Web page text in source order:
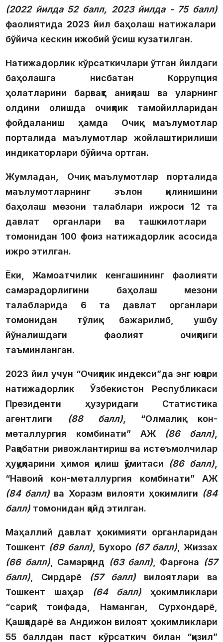
(2022 йилда 52 балл, 2023 йилда - 75 балл)
фаолиятида 2023 йил баҳолаш натижалари
бўйича кескин ижобий ўсиш кузатилган.
Натижадорлик кўрсаткичлари ўтган йилдаги
баҳолашга нисбатан Коррупция
ҳолатларини барвақт аниқлаш ва уларнинг
олдини олишда очиқлик тамойилларидан
фойдаланиш ҳамда Очиқ маълумотлар
порталида маълумотлар жойлаштирилиши
индикаторлари бўйича ортган.
Жумладан, Очиқ маълумотлар порталида
маълумотларнинг эълон қилинишини
баҳолаш мезони талаблари ижроси 12 та
давлат органлари ва ташкилотлари
томонидан 100 фоиз натижадорлик асосида
ижро этилган.
Ёки, Жамоатчилик кенгашининг фаолияти
самарадорлигини баҳолаш мезони
талабларида 6 та давлат органлари
томонидан тўлиқ бажарилиб, ушбу
йўналишдаги фаолият очиқлиги
таъминланган.
2023 йил учун “Очиқлик индекси”да энг юқори
натижадорлик Ўзбекистон Республикаси
Президенти ҳузуридаги Статистика
агентлиги
(88 балл) , “Олмалиқ кон-
металлургия комбинати” АЖ (86 балл),
Рақобатни ривожлантириш ва истеъмолчилар
ҳуқуқларини ҳимоя қилиш қўмитаси (86 балл),
“Навоий кон-металлургия комбинати” АЖ
(84 балл) ва Хоразм вилояти ҳокимлиги (84
балл) томонидан қайд этилган.
Маҳаллий давлат ҳокимияти органларидан
Тошкент (69 балл), Бухоро (67 балл) , Жиззах
(66 балл), Самарқанд (63 балл), Фарғона (57
балл) , Сирдарё (57 балл) вилоятлари ва
Тошкент шаҳар
(64 балл) ҳокимликлари
“сариқ”тоифада, Наманган, Сурхондарё,
Қашқадарё ва Андижон вилоят ҳокимликлари
55 баллдан паст кўрсаткич билан “қизил”